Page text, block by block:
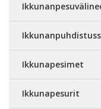
Ikkunapesimet
Ikkunapesurit